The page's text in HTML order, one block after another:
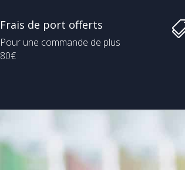
Frais de port offerts
Pour une commande de plus
80€